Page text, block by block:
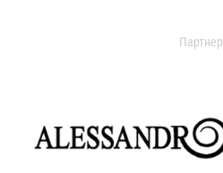
Партнер